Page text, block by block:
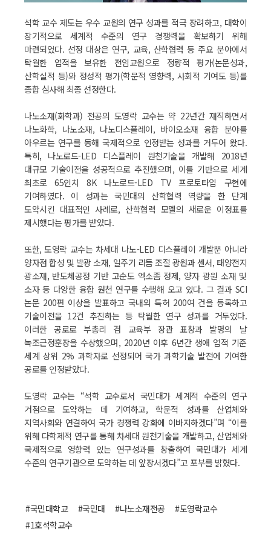
석학 교수 제도는 우수 교원의 연구 성과를 적극 장려하고, 대학이
장기적으로 세계적 수준의 연구 경쟁력을 확보하기 위해
마련되었다. 선정 대상은 연구, 교육, 산학협력 등 주요 분야에서
탁월한 업적을 보유한 전임교원으로 정량적 평가(논문성과,
산학실적 등)와 정성적 평가(학문적 영향력, 사회적 기여도 등)를
종합 심사해 최종 선정한다.
나노소재(화학과) 전공의 도영락 교수는 약 22년간 재직하면서
나노화학, 나노소재, 나노디스플레이, 바이오소재 융합 분야를
아우르는 연구를 동해 국제적으로 인정받는 성과를 거두어 왔다.
특히, 나노로드-LED 디스플레이 원천기술을 개발해 2018년
대규모 기술이전을 성공적으로 추진했으며, 이를 기반으로 세계
최초로 65인치 8K 나노로드-LED TV 프로토타입 구현에
기여하였다. 이 성과는 국민대의 산학협력 역량을 한 단계
도약시킨 대표적인 사례로, 산학협력 모델의 새로운 이정표를
제시했다는 평가를 받았다.
또한, 도영락 교수는 차세대 나노-LED 디스플레이 개발뿐 아니라
양자점 합성 및 발광 소재, 일주기 리듬 조절 광원과 센서, 태양전지
광소재, 반도체공정 기반 고순도 엑소좀 정제, 양자 광원 소재 및
소자 등 다양한 융합 원천 연구를 수행해 오고 있다. 그 결과 SCI
논문 200편 이상을 발표하고 국내외 특허 200여 건을 등록하고
기술이전을 12건 추진하는 등 탁월한 연구 성과를 거두었다.
이러한 공로로 부총리 겸 교육부 장관 표창과 발명의 날
녹조근정훈장을 수상했으며, 2020년 이후 6년간 생애 업적 기준
세계 상위 2% 과학자로 선정되어 국가 과학기술 발전에 기여한
공로를 인정받았다.
도영락 교수는 “석학 교수로서 국민대가 세계적 수준의 연구
거점으로 도약하는 데 기여하고, 학문적 성과를 산업체와
지역사회와 연결하여 국가 경쟁력 강화에 이바지하겠다”며 “이를
위해 다학제적 연구를 통해 차세대 원천기술을 개발하고, 산업체와
국제적으로 영향력 있는 연구성과를 창출하여 국민대가 세계
수준의 연구기관으로 도약하는 데 앞장서겠다”고 포부를 밝혔다.
#국민대학교 #국민대 #나노소재전공
#도영락교수
#1호석학교수